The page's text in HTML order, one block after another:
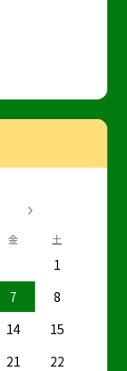
金 土
1
7
8
14
15
21
22